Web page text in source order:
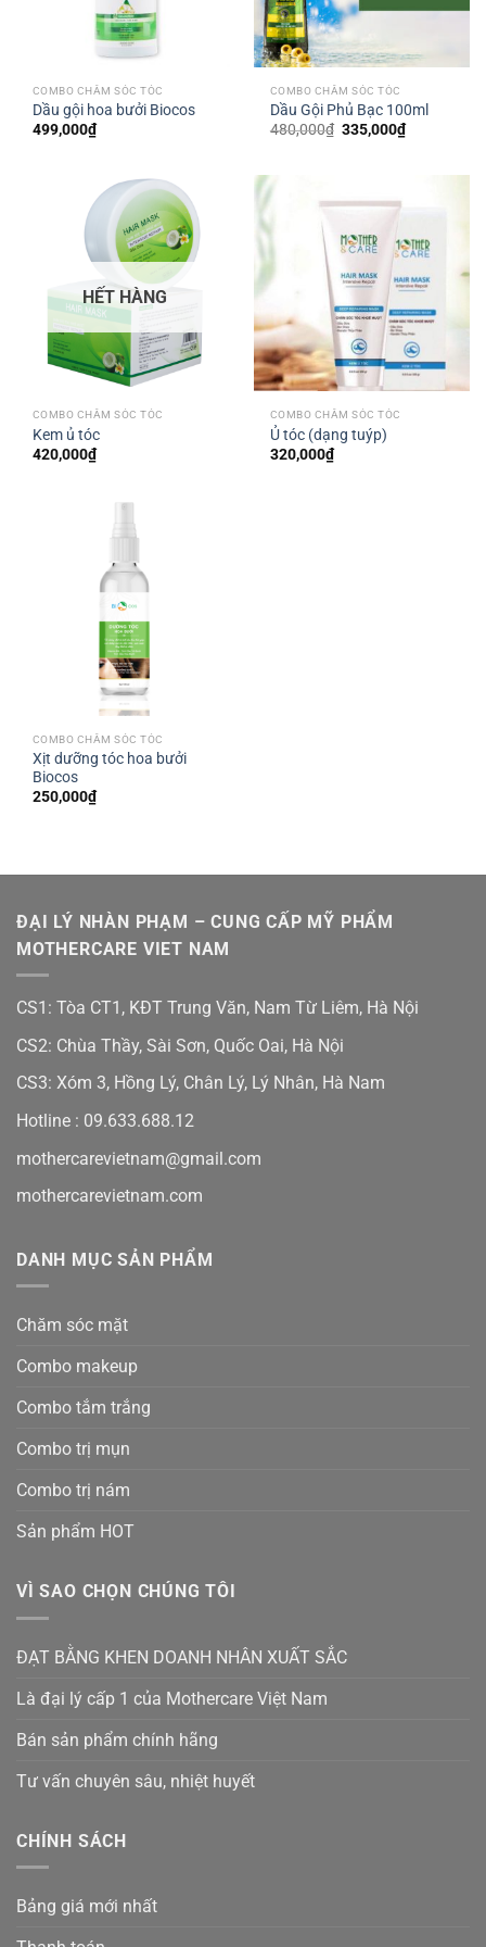
COMBO CHĂM SÓC TÓC
Dầu gội hoa bưởi Biocos
499,000₫
COMBO CHĂM SÓC TÓC
Dầu Gội Phủ Bạc 100ml
480,000₫ Giá
335,000₫Giá
hiện
HẾT HÀNG
COMBO CHĂM SÓC TÓC
Kem ủ tóc
420,000₫
COMBO CHĂM SÓC TÓC
Ủ tóc (dạng tuýp)
320,000₫
COMBO CHĂM SÓC TÓC
Xịt dưỡng tóc hoa bưởi
Biocos
250,000₫
ĐẠI LÝ NHÀN PHẠM – CUNG CẤP MỸ PHẨM
MOTHERCARE VIET NAM
CS1: Tòa CT1, KĐT Trung Văn, Nam Từ Liêm, Hà Nội
CS2: Chùa Thầy, Sài Sơn, Quốc Oai, Hà Nội
CS3: Xóm 3, Hồng Lý, Chân Lý, Lý Nhân, Hà Nam
Hotline : 09.633.688.12
mothercarevietnam@gmail.com
mothercarevietnam.com
DANH MỤC SẢN PHẨM
Chăm sóc mặt
Combo makeup
Combo tắm trắng
Combo trị mụn
Combo trị nám
Sản phẩm HOT
VÌ SAO CHỌN CHÚNG TÔI
ĐẠT BẰNG KHEN DOANH NHÂN XUẤT SẮC
Là đại lý cấp 1 của Mothercare Việt Nam
Bán sản phẩm chính hãng
Tư vấn chuyên sâu, nhiệt huyết
CHÍNH SÁCH
Bảng giá mới nhất